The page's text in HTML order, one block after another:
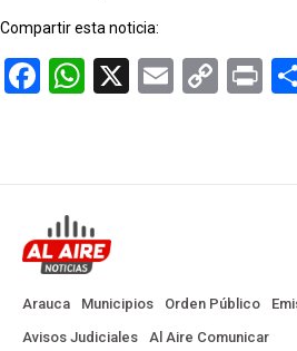
Compartir esta noticia:
Facebook
WhatsApp
X EmailCopy
Arauca Municipios Orden Público
Avisos Judiciales
Al Aire Comunicar